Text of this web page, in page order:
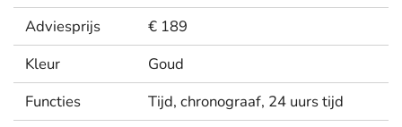
Adviesprijs
€ 189
Kleur
Goud
Functies
Tijd, chronograaf, 24 uurs tijd